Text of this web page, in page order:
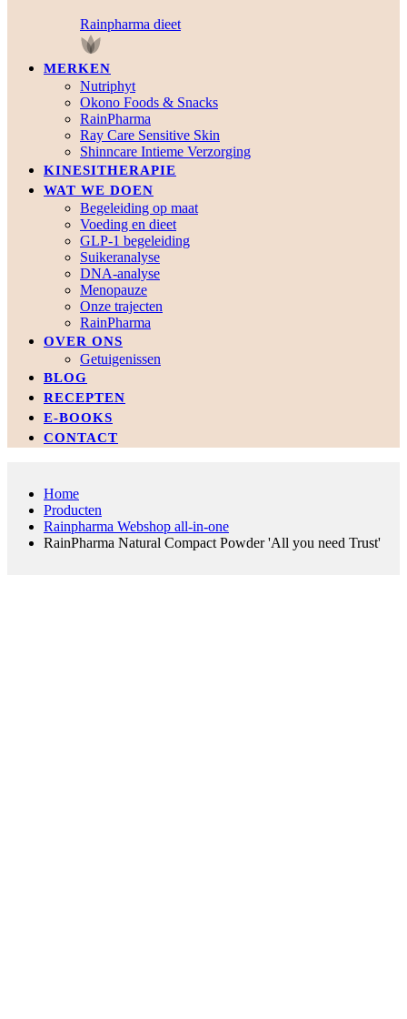
Rainpharma dieet
MERKEN
Nutriphyt
Okono Foods & Snacks
RainPharma
Ray Care Sensitive Skin
Shinncare Intieme Verzorging
KINESITHERAPIE
WAT WE DOEN
Begeleiding op maat
Voeding en dieet
GLP-1 begeleiding
Suikeranalyse
DNA-analyse
Menopauze
Onze trajecten
RainPharma
OVER ONS
Getuigenissen
BLOG
RECEPTEN
E-BOOKS
CONTACT
Home
Producten
Rainpharma Webshop all-in-one
RainPharma Natural Compact Powder 'All you need Trust'